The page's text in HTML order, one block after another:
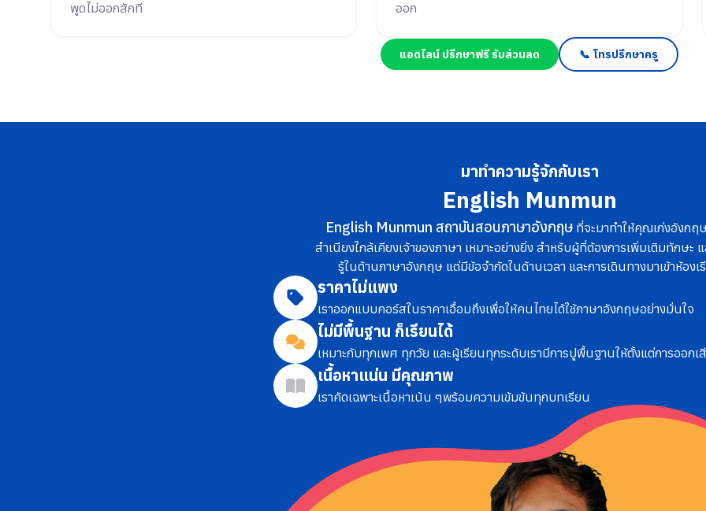
พูดไม่ออกสักที
ออก
แอดไลน์ ปรึกษาฟรี รับส่วนลด 📞 โทรปรึกษาครู
มาทำความรู้จักกับเรา
English Munmun
English Munmun สถาบันสอนภาษาอังกฤษ ที่จะมาทำให้คุณเก่งอังกฤ
สำเนียงใกล้เคียงเจ้าของภาษา เหมาะอย่างยิ่ง สำหรับผู้ที่ต้องการเพิ่มเติมทักษะ
รู้ในด้านภาษาอังกฤษ แต่มีข้อจำกัดในด้านเวลา และการเดินทางมาเข้าห้องเ
ราคาไม่แพง
เราออกแบบคอร์สในราคาเอื้อมถึงเพื่อให้คนไทยได้ใช้ภาษาอังกฤษอย่างมั่นใจ
ไม่มีพื้นฐาน ก็เรียนได้
เหมาะกับทุกเพศ ทุกวัย และผู้เรียนทุกระดับเรามีการปูพื้นฐานให้ตั้งแต่การออก
เนื้อหาแน่น มีคุณภาพ
เราคัดเฉพาะเนื้อหาเน้น ๆพร้อมความเข้มข้นทุกบทเรียน